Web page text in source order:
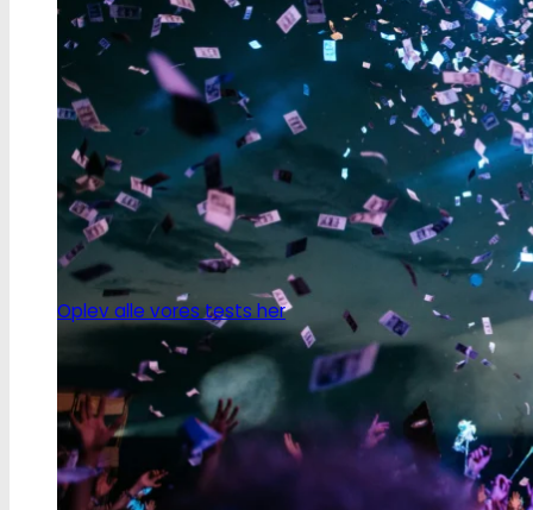
Oplev alle vores tests her